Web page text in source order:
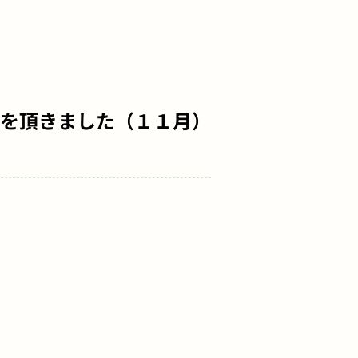
頂きました（１１月）